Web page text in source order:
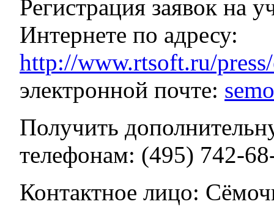
Регистрация заявок на
Интернете по адресу:
http://www.rtsoft.ru/
электронной почте:
Получить
телефонам: (495) 742-
Контактное лицо: